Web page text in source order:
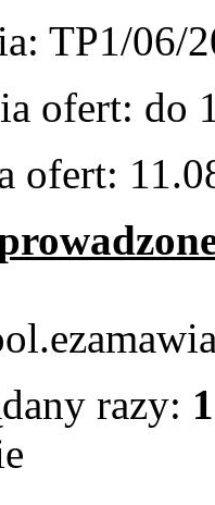
TP1/06/
ofert: do
ofert:
razy: